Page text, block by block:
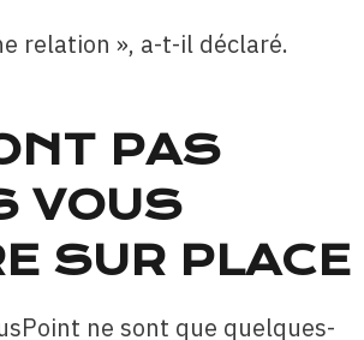
relation », a-t-il déclaré.
PAS
VOUS
SUR PLACE
ne sont que quelques-